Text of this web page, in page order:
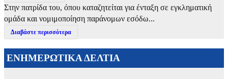
Στην πατρίδα του, όπου καταζητείται για ένταξη σε εγκληματική
ομάδα και νομιμοποίηση παράνομων εσόδω...
Διαβάστε περισσότερα
ΕΝΗΜΕΡΩΤΙΚΑ ΔΕΛΤΙΑ